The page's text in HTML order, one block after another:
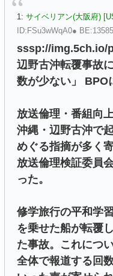
1: サイベリアン(大阪府)
ID:FSu3wWqA0●
sssp://img.5ch.io/
辺野古沖転覆事故
数が少ない」 BPO
放送倫理・番組向
沖縄・辺野古沖で
めぐる指摘が多く
放送倫理検証委員
った。
修学旅行の平和学
を乗せた船が転覆
た事故。これにつ
全体で報道する回